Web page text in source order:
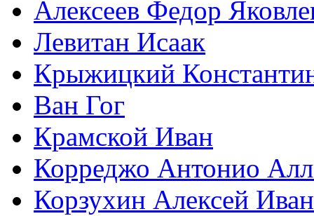
Алексеев Федор
Левитан Исаак
Крыжицкий
Ван Гог
Крамской Иван
Корреджо Антонио
Корзухин Алексей